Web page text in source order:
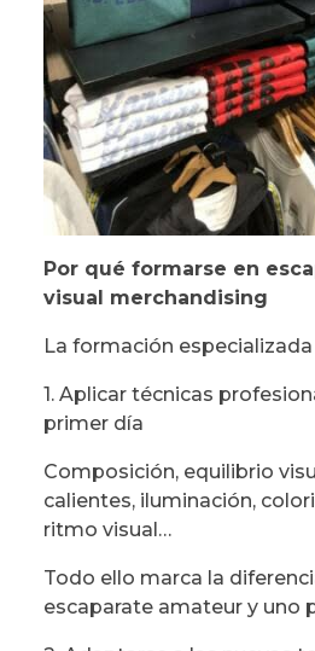
Por qué formarse en
visual merchandising
La formación
1. Aplicar técnicas
primer día
Composición, equilibrio
calientes, iluminación,
ritmo visual…
Todo ello marca la
escaparate amateur y uno